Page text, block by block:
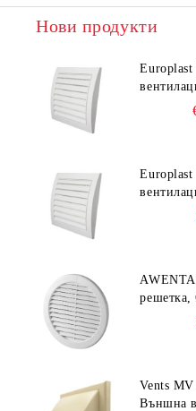
Нови продукти
Europlast
Europlast
AWENTA
решетка,
Vents
Външна